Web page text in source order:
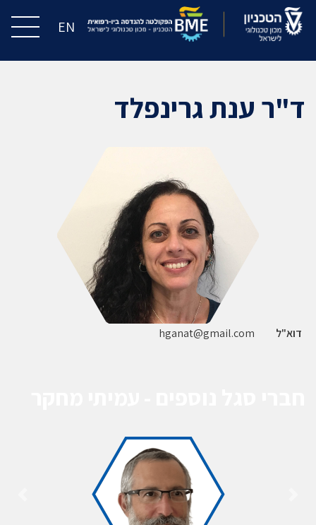
EN
ד"ר ענת גרינפלד
דוא"ל hganat@gmail.com